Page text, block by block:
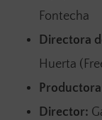
Fontecha
Directora
Huerta
Director: